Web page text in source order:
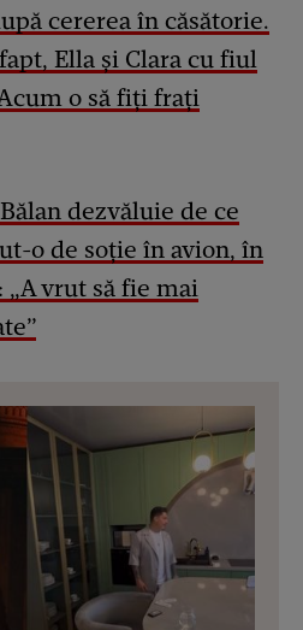
cererea în căsătorie.
Ella și Clara cu fiul
o să fiți frați
dezvăluie de ce
o de soție în avion, în
vrut să fie mai